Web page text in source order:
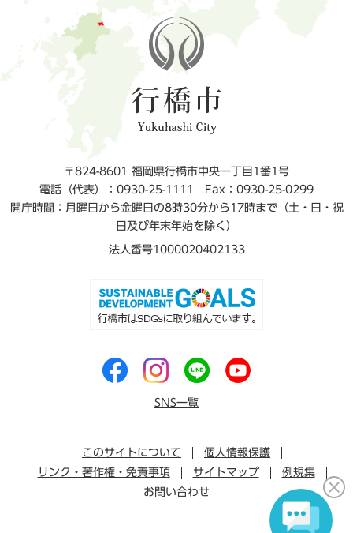
〒824-8601 福岡県行橋市中央一丁目1番1号
電話（代表）：0930-25-1111
Fax：0930-25-0299
開庁時間：月曜日から金曜日の8時30分から17時まで（土・日・祝
日及び年末年始を除く）
法人番号1000020402133
SNS一覧
このサイトについて
個人情報保護
リンク・著作権・免責事項
サイトマップ
例規集
お問い合わせ